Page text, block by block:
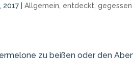
2017 Allgemein, entdeckt, gegessen
zu beißen oder den